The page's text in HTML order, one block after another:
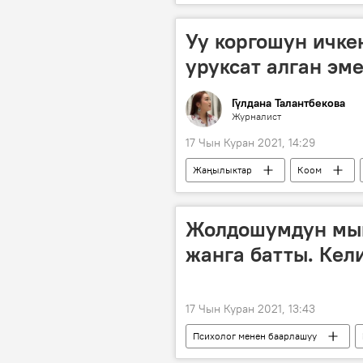
онлайн окутуу
коронавирус
Уу коргошун
уруксат алган
Гүлдана Талантбекова
Журналист
17 Чын Куран 2021, 14:29
Жаңылыктар Коом
Алымкадыр Бейшеналиев
Жолдошумдун
жанга батты.
17 Чын Куран 2021, 13:43
Психолог менен баарлашуу
үй-бүлө
күйөө